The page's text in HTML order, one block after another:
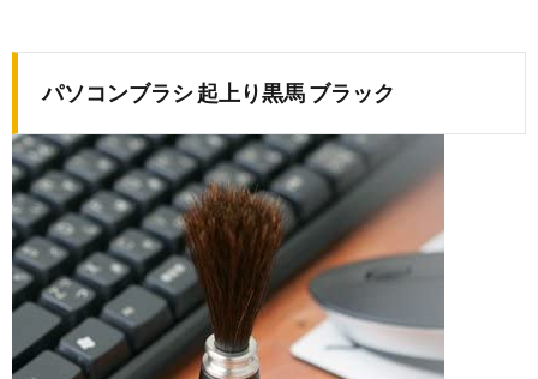
パソコンブラシ 起上り黒馬 ブラック